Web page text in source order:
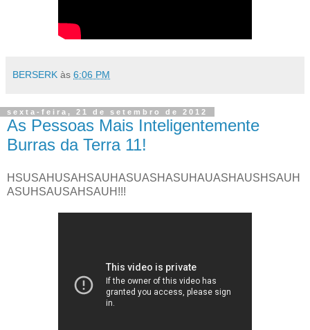
BERSERK às 6:06 PM
sexta-feira, 21 de setembro de 2012
As Pessoas Mais Inteligentemente
Burras da Terra 11!
HSUSAHUSAHSAUHASUASHASUHAUASHAUSHSAUH
ASUHSAUSAHSAUH!!!